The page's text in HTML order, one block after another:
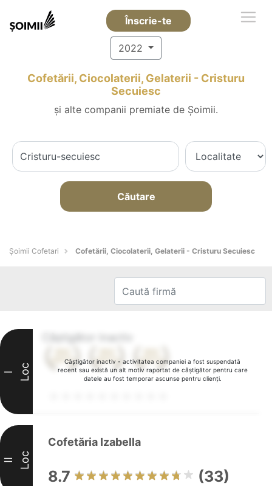
Înscrie-te
2022
Cofetării, Ciocolaterii, Gelaterii - Cristuru
Secuiesc
și alte companii premiate de Șoimii.
Căutare
Șoimii Cofetari Cofetării, Ciocolaterii, Gelaterii - Cristuru Secuiesc
Câștigător inactiv - activitatea companiei a fost suspendată
recent sau există un alt motiv raportat de câștigător pentru care
datele au fost temporar ascunse pentru clienți.
I Loc
II Loc
Cofetăria Izabella
8.7 (33)